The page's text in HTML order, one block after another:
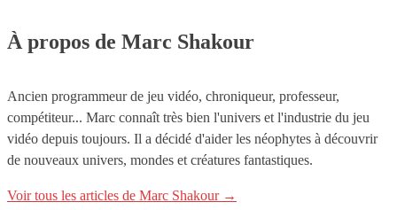
À propos de Marc Shakour
Ancien programmeur de jeu vidéo, chroniqueur, professeur,
compétiteur... Marc connaît très bien l'univers et l'industrie du jeu
vidéo depuis toujours. Il a décidé d'aider les néophytes à découvrir
de nouveaux univers, mondes et créatures fantastiques.
Voir tous les articles de Marc Shakour →